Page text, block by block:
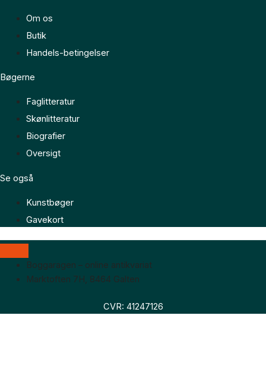
Om os
Butik
Handels-betingelser
Bøgerne
Faglitteratur
Skønlitteratur
Biografier
Oversigt
Se også
Kunstbøger
Gavekort
Boggaragen – online antikvariat
Marktoften 7H, 8464 Galten
CVR: 41247126